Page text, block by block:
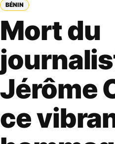
BÉNIN
Mort du
Jérôme
ce